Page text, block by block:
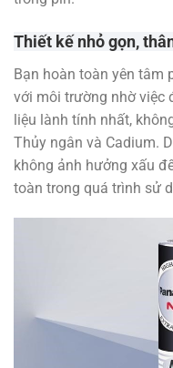
Thiết kế nhỏ gọn,
Bạn hoàn toàn yên tâm
với môi trường nhờ việc
liệu lành tính nhất,
Thủy ngân và Cadium.
không ảnh hưởng xấu
toàn trong quá trình sử